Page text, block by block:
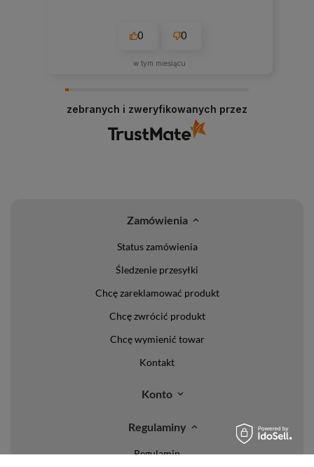
0 0
w tym miesiącu
zebranych i zweryfikowanych przez
Zamówienia
Status zamówienia
Śledzenie przesyłki
Chcę zareklamować produkt
Chcę zwrócić produkt
Chcę wymienić towar
Kontakt
Konto
Regulaminy
Regulamin